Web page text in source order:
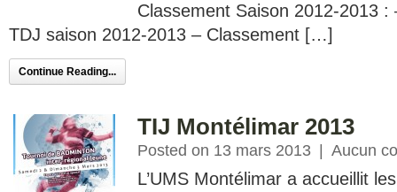
Classement Saison 2012-2013 :
TDJ saison 2012-2013 – Classement […]
Continue Reading...
TIJ Montélimar 2013
Posted on 13 mars 2013 Aucun
L’UMS Montélimar a accueillit